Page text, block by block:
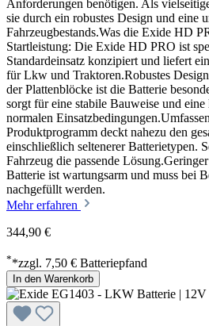
Anforderungen benötigen. Als
sie durch ein robustes Design und eine
Fahrzeugbestands.Was die Exide HD
Startleistung: Die Exide HD PRO ist
Standardeinsatz konzipiert und liefert
für Lkw und Traktoren.Robustes
der Plattenblöcke ist die Batterie
sorgt für eine stabile Bauweise und eine
normalen
Produktprogramm deckt nahezu den
einschließlich seltenerer Batterietypen.
Fahrzeug die passende
Batterie ist wartungsarm und muss bei
nachgefüllt werden.
Mehr erfahren
344,90 €
**zzgl. 7,50 € Batteriepfand
In den Warenkorb